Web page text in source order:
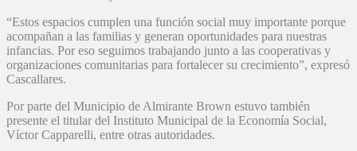
“Estos espacios cumplen una función social muy importante porque
acompañan a las familias y generan oportunidades para nuestras
infancias. Por eso seguimos trabajando junto a las cooperativas y
organizaciones comunitarias para fortalecer su crecimiento”, expresó
Cascallares.
Por parte del Municipio de Almirante Brown estuvo también
presente el titular del Instituto Municipal de la Economía Social,
Víctor Capparelli, entre otras autoridades.